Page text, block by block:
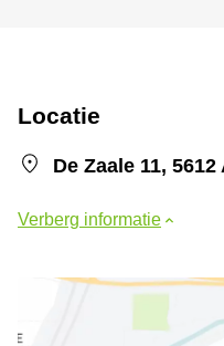
Locatie
De Zaale 11,
Verberg informatie